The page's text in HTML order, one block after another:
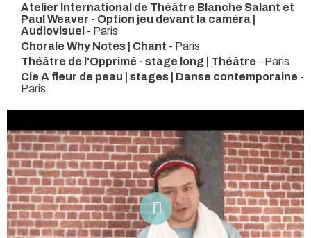
Atelier International de Théâtre Blanche Salant et
Paul Weaver - Option jeu devant la caméra |
Audiovisuel - Paris
Chorale Why Notes | Chant - Paris
Théâtre de l'Opprimé - stage long | Théâtre - Paris
Cie A fleur de peau | stages | Danse contemporaine -
Paris